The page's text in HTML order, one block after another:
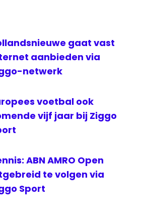
gaat vast
aanbieden via
netwerk
voetbal ook
vijf jaar bij Ziggo
ABN AMRO Open
te volgen via
Sport